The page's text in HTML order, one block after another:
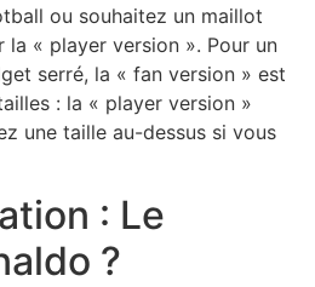
ou souhaitez un maillot
« player version ». Pour un
serré, la « fan version » est
: la « player version »
une taille au-dessus si vous
: Le
?